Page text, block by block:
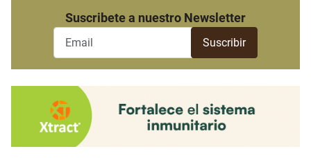
Suscribete a nuestro Newsletter